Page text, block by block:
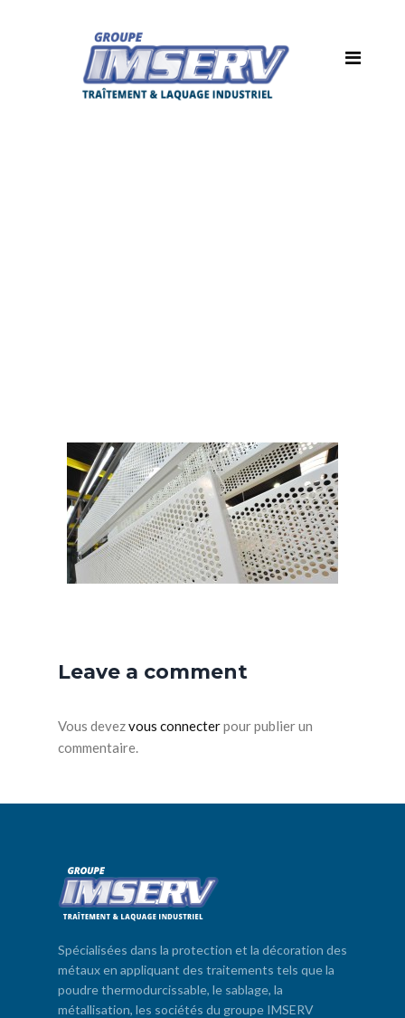
Leave a comment
Vous devezvous connecterpour publier un
commentaire.
Spécialisées dans la protection et la décoration des
métaux en appliquant des traitements tels que la
poudre thermodurcissable, le sablage, la
métallisation, les sociétés du groupe IMSERV